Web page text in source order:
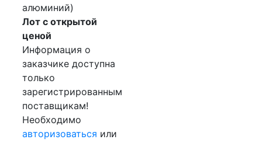
алюминий)
Лот с открытой
ценой
Информация о
заказчике доступна
только
зарегистрированным
поставщикам!
Необходимо
авторизоваться или